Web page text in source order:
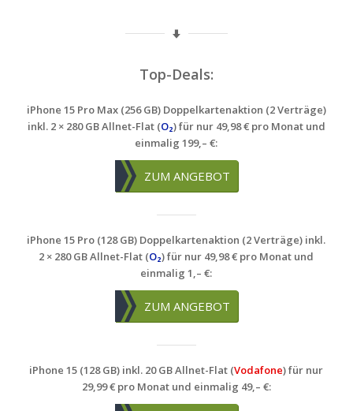
Top-Deals:
iPhone 15 Pro Max (256 GB) Doppelkartenaktion (2 Verträge)
inkl. 2 × 280 GB Allnet-Flat (O₂) für nur 49,98 € pro Monat und
einmalig 199,– €:
ZUM ANGEBOT
iPhone 15 Pro (128 GB) Doppelkartenaktion (2 Verträge) inkl.
2 × 280 GB Allnet-Flat (O₂) für nur 49,98 € pro Monat und
einmalig 1,– €:
ZUM ANGEBOT
iPhone 15 (128 GB) inkl. 20 GB Allnet-Flat (Vodafone) für nur
29,99 € pro Monat und einmalig 49,– €: